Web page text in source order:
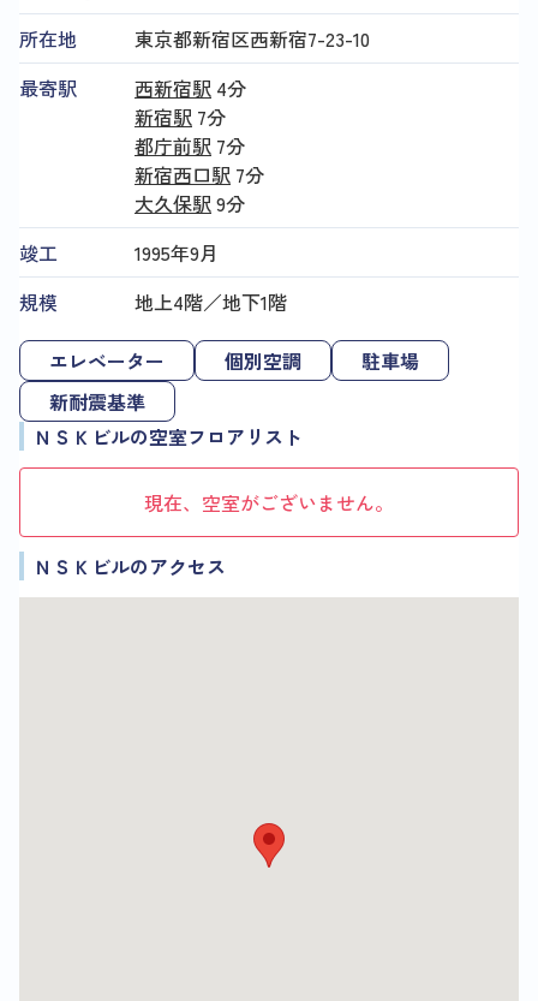
所在地
東京都新宿区西新宿7-23-10
最寄駅
西新宿駅 4分
新宿駅 7分
都庁前駅 7分
新宿西口駅 7分
大久保駅9分
竣工
1995年9月
規模
地上4階／地下1階
エレベーター 個別空調
駐車場
新耐震基準
ＮＳＫビルの空室フロアリスト
現在、空室がございません。
ＮＳＫビルのアクセス